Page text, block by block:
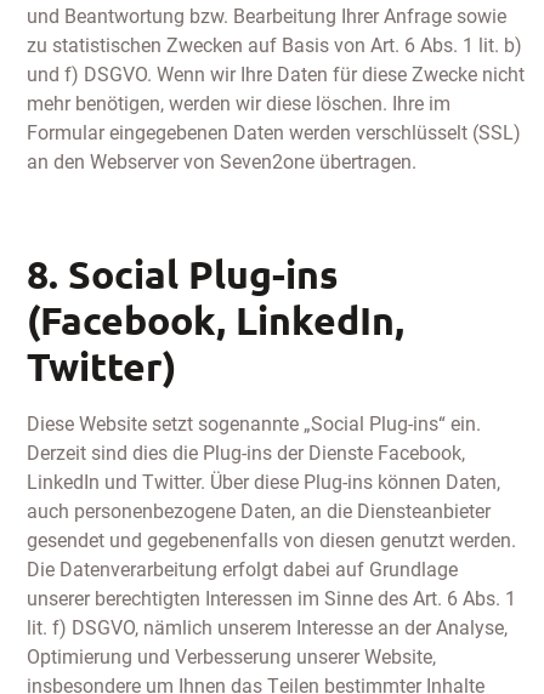
und Beantwortung bzw. Bearbeitung Ihrer Anfrage sowie
zu statistischen Zwecken auf Basis von Art. 6 Abs. 1 lit. b)
und f) DSGVO. Wenn wir Ihre Daten für diese Zwecke nicht
mehr benötigen, werden wir diese löschen. Ihre im
Formular eingegebenen Daten werden verschlüsselt (SSL)
an den Webserver von Seven2one übertragen.
8. Social Plug-ins
(Facebook, LinkedIn,
Twitter)
Diese Website setzt sogenannte „Social Plug-ins“ ein.
Derzeit sind dies die Plug-ins der Dienste Facebook,
LinkedIn und Twitter. Über diese Plug-ins können Daten,
auch personenbezogene Daten, an die Diensteanbieter
gesendet und gegebenenfalls von diesen genutzt werden.
Die Datenverarbeitung erfolgt dabei auf Grundlage
unserer berechtigten Interessen im Sinne des Art. 6 Abs. 1
lit. f) DSGVO, nämlich unserem Interesse an der Analyse,
Optimierung und Verbesserung unserer Website,
insbesondere um Ihnen das Teilen bestimmter Inhalte